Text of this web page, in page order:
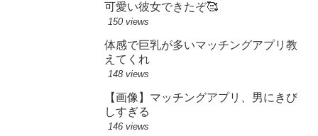
可愛い彼女できたぞ🥰
150 views
体感で巨乳が多いマッチングアプリ教
えてくれ
148 views
【画像】マッチングアプリ、男にきび
しすぎる
146 views